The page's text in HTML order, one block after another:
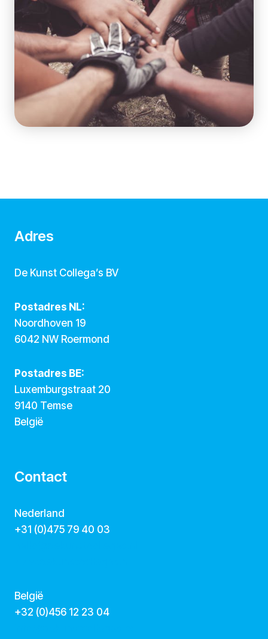
Adres
De Kunst Collega’s BV
Postadres NL:
Noordhoven 19
6042 NW Roermond
Postadres BE:
Luxemburgstraat 20
9140 Temse
België
Contact
Nederland
+31 (0)475 79 40 03
België
‭+32 (0)456 12 23 04‬